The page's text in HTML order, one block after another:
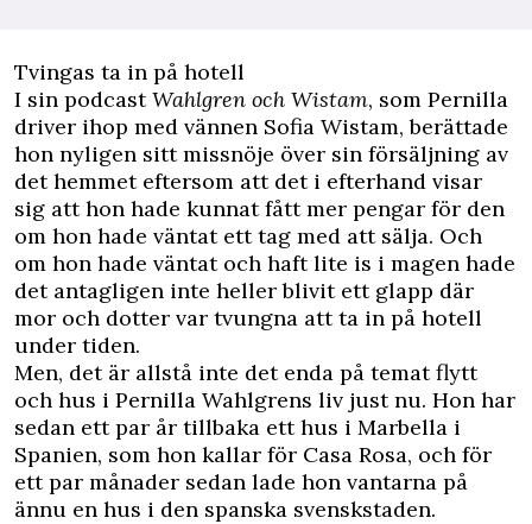
Tvingas ta in på hotell
I sin podcastWahlgren och Wistam, som Pernilla
driver ihop med vännen Sofia Wistam, berättade
hon nyligen sitt missnöje över sin försäljning av
det hemmet eftersom att det i efterhand visar
sig att hon hade kunnat fått mer pengar för den
om hon hade väntat ett tag med att sälja. Och
om hon hade väntat och haft lite is i magen hade
det antagligen inte heller blivit ett glapp där
mor och dotter var tvungna att ta in på hotell
under tiden.
Men, det är allstå inte det enda på temat flytt
och hus i Pernilla Wahlgrens liv just nu. Hon har
sedan ett par år tillbaka ett hus i Marbella i
Spanien, som hon kallar för Casa Rosa, och för
ett par månader sedan lade hon vantarna på
ännu en hus i den spanska svenskstaden.